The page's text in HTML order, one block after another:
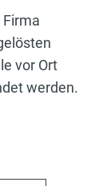
vor Ort
werden.